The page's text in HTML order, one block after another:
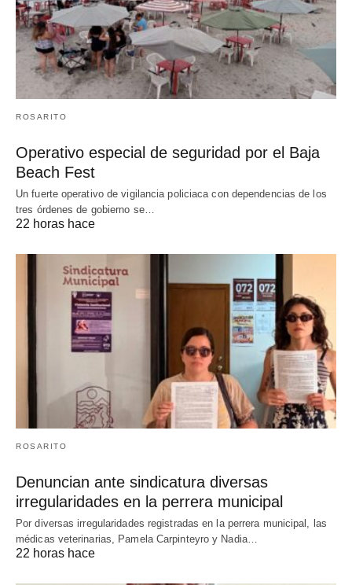
ROSARITO
Operativo especial de seguridad por el Baja
Beach Fest
Un fuerte operativo de vigilancia policiaca con dependencias de los
tres órdenes de gobierno se…
22 horas hace
ROSARITO
Denuncian ante sindicatura diversas
irregularidades en la perrera municipal
Por diversas irregularidades registradas en la perrera municipal, las
médicas veterinarias, Pamela Carpinteyro y Nadia…
22 horas hace